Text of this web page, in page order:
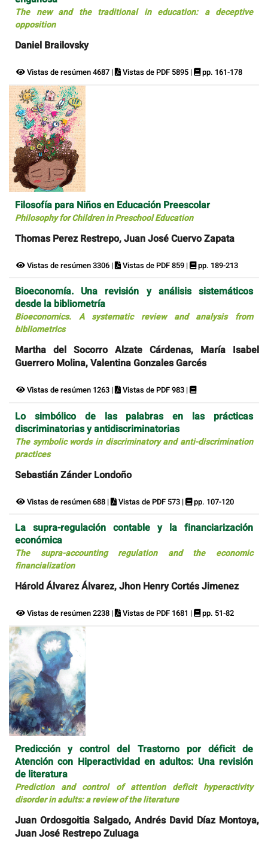
The new and the traditional in education: a deceptive
opposition
Daniel Brailovsky
Vistas de resúmen 4687 | Vistas de PDF 5895 | pp. 161-178
Filosofía para Niños en Educación Preescolar
Philosophy for Children in Preschool Education
Thomas Perez Restrepo, Juan José Cuervo Zapata
Vistas de resúmen 3306 | Vistas de PDF 859 | pp. 189-213
Bioeconomía. Una revisión y análisis sistemáticos
desde la bibliometría
Bioeconomics. A systematic review and analysis from
bibliometrics
Martha del Socorro Alzate Cárdenas, María Isabel
Guerrero Molina, Valentina Gonzales Garcés
Vistas de resúmen 1263 | Vistas de PDF 983 |
Lo simbólico de las palabras en las prácticas
discriminatorias y antidiscriminatorias
The symbolic words in discriminatory and anti-discrimination
practices
Sebastián Zánder Londoño
Vistas de resúmen 688 | Vistas de PDF 573 | pp. 107-120
La supra-regulación contable y la financiarización
económica
The supra-accounting regulation and the economic
financialization
Hárold Álvarez Álvarez, Jhon Henry Cortés Jimenez
Vistas de resúmen 2238 | Vistas de PDF 1681 | pp. 51-82
Predicción y control del Trastorno por déficit de
Atención con Hiperactividad en adultos: Una revisión
de literatura
Prediction and control of attention deficit hyperactivity
disorder in adults: a review of the literature
Juan Ordosgoitia Salgado, Andrés David Díaz Montoya,
Juan José Restrepo Zuluaga